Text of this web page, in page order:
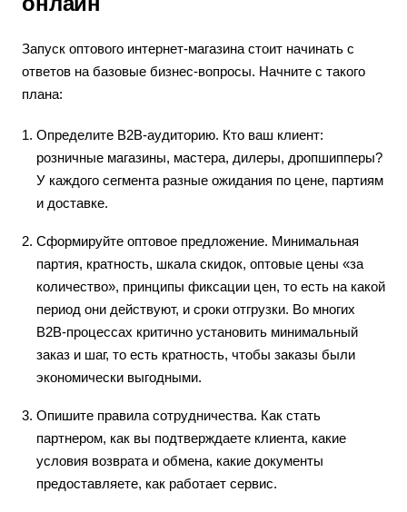
Запуск оптового интернет-магазина стоит начинать с
ответов на базовые бизнес-вопросы. Начните с такого
плана:
Определите B2B-аудиторию. Кто ваш клиент:
розничные магазины, мастера, дилеры, дропшипперы?
У каждого сегмента разные ожидания по цене, партиям
и доставке.
Сформируйте оптовое предложение. Минимальная
партия, кратность, шкала скидок, оптовые цены «за
количество», принципы фиксации цен, то есть на какой
период они действуют, и сроки отгрузки. Во многих
B2B-процессах критично установить минимальный
заказ и шаг, то есть кратность, чтобы заказы были
экономически выгодными.
Опишите правила сотрудничества. Как стать
партнером, как вы подтверждаете клиента, какие
условия возврата и обмена, какие документы
предоставляете, как работает сервис.